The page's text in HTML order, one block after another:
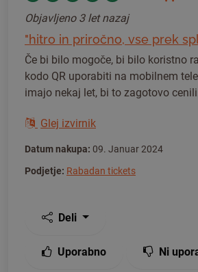
Objavljeno 3 let nazaj
"hitro in priročno, vse prek
Če bi bilo mogoče, bi bilo koristno
kodo QR uporabiti na mobilnem
imajo nekaj let, bi to zagotovo
Glej izvirnik
Datum nakupa: 09. Januar 2024
Podjetje: Rabadan tickets
Deli
Uporabno Ni